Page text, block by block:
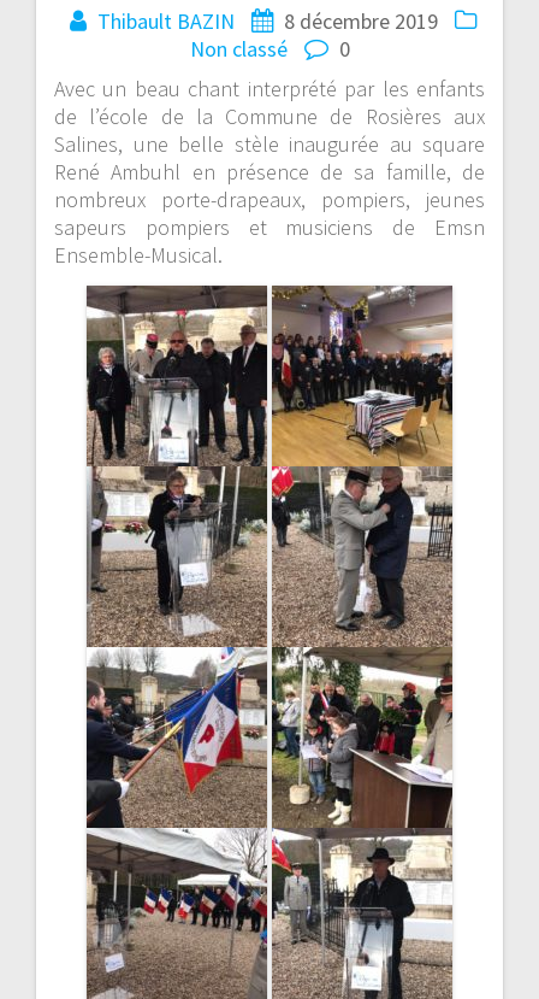
Thibault BAZIN
8 décembre 2019
Non classé
0
Avec un beau chant interprété par les enfants
de l’école de la Commune de Rosières aux
Salines, une belle stèle inaugurée au square
René Ambuhl en présence de sa famille, de
nombreux porte-drapeaux, pompiers, jeunes
sapeurs pompiers et musiciens de Emsn
Ensemble-Musical.